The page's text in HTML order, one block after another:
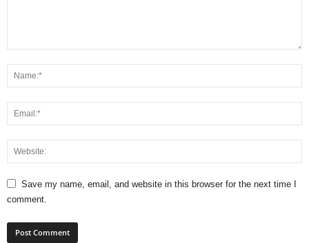
Save my name, email, and website in this browser for the next time I
comment.